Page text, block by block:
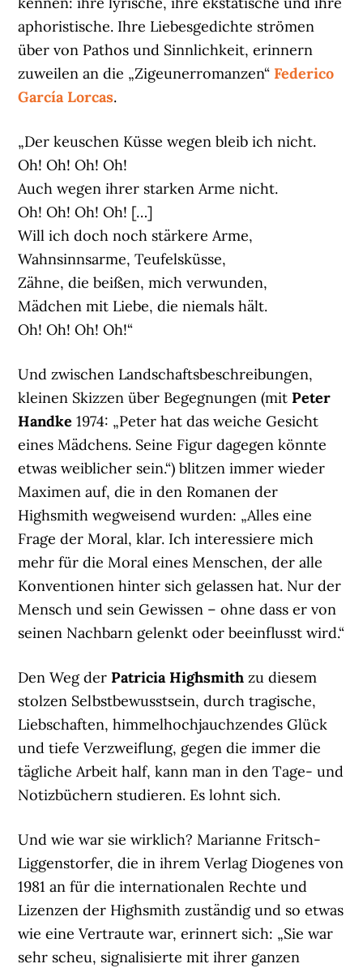
aphoristische. Ihre Liebesgedichte strömen
über von Pathos und Sinnlichkeit, erinnern
zuweilen an die „Zigeunerromanzen“ Federico
García Lorcas.
„Der keuschen Küsse wegen bleib ich nicht.
Oh! Oh! Oh! Oh!
Auch wegen ihrer starken Arme nicht.
Oh! Oh! Oh! Oh! […]
Will ich doch noch stärkere Arme,
Wahnsinnsarme, Teufelsküsse,
Zähne, die beißen, mich verwunden,
Mädchen mit Liebe, die niemals hält.
Oh! Oh! Oh! Oh!“
Und zwischen Landschaftsbeschreibungen,
kleinen Skizzen über Begegnungen (mitPeter
Handke 1974: „Peter hat das weiche Gesicht
eines Mädchens. Seine Figur dagegen könnte
etwas weiblicher sein.“) blitzen immer wieder
Maximen auf, die in den Romanen der
Highsmith wegweisend wurden: „Alles eine
Frage der Moral, klar. Ich interessiere mich
mehr für die Moral eines Menschen, der alle
Konventionen hinter sich gelassen hat. Nur der
Mensch und sein Gewissen – ohne dass er von
seinen Nachbarn gelenkt oder beeinflusst wird.“
Den Weg derPatricia Highsmith zu diesem
stolzen Selbstbewusstsein, durch tragische,
Liebschaften, himmelhochjauchzendes Glück
und tiefe Verzweiflung, gegen die immer die
tägliche Arbeit half, kann man in den Tage- und
Notizbüchern studieren. Es lohnt sich.
Und wie war sie wirklich? Marianne Fritsch-
Liggenstorfer, die in ihrem Verlag Diogenes von
1981 an für die internationalen Rechte und
Lizenzen der Highsmith zuständig und so etwas
wie eine Vertraute war, erinnert sich: „Sie war
sehr scheu, signalisierte mit ihrer ganzen